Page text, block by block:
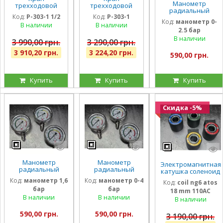
трехходовой
гидравлический
Badestnost G1
1/2, 1 1/2 дюйма,
мин
Код: P-303-1 1/2
В наличии
3 990,00 грн.
3 910,20 грн.
Купить
трехходовой
гидравлический
Badestnost G1
1″, 350 бар, 180
дивертор
Код: P-303-1
В наличии
3 290,00 грн.
3 224,20 грн.
Купить
Манометр
радиальный
глицириновый
виброустойчивый
63мм 0-2,5 Бар
Италия
Код: манометр 0-
2.5 бар
В наличии
590,00 грн.
Купить
Манометр
радиальный
глицириновый
виброустойчивый
63мм 1,6 Бар
Италия
Код: манометр 1,6
бар
В наличии
590,00 грн.
Манометр
радиальный
глицириновый
виброустойчивый
63мм 0-4 Бар
Италия
Код: манометр 0-4
бар
В наличии
590,00 грн.
Скидка -5%
Электромагнитная
катушка соленоид
Atos 110 Вольт
внутренний
диаметр 18мм
длина 40 мм
Код: coil ng6 atos
18 mm 110AC
В наличии
3 190,00 грн.